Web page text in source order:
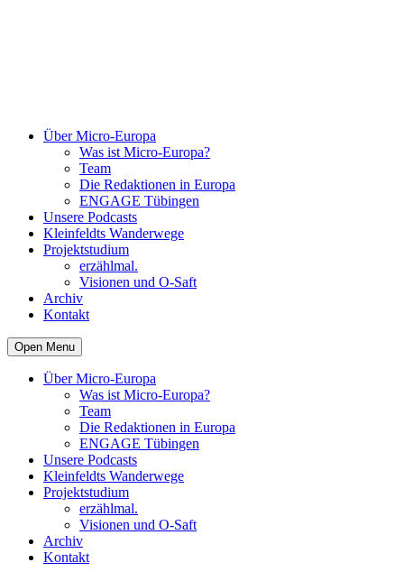
Über Micro-Europa
Was ist Micro-Europa?
Team
Die Redaktionen in Europa
ENGAGE Tübingen
Unsere Podcasts
Kleinfeldts Wanderwege
Projektstudium
erzählmal.
Visionen und O-Saft
Archiv
Kontakt
Open Menu
Über Micro-Europa
Was ist Micro-Europa?
Team
Die Redaktionen in Europa
ENGAGE Tübingen
Unsere Podcasts
Kleinfeldts Wanderwege
Projektstudium
erzählmal.
Visionen und O-Saft
Archiv
Kontakt